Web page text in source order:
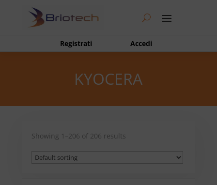
Registrati Accedi
KYOCERA
Showing 1–206 of 206 results